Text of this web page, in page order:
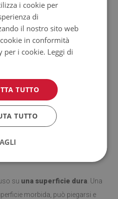
alle macchie e
dall'uso dovuto al trascorrere
prodotto?
—non usare prodotti chimici
su una superficie dura . Una
morbida, può piegarsi e
i cookie per
di
il nostro sito web
in conformità
per i cookie. Leggi di
TUTTO
TUTTO